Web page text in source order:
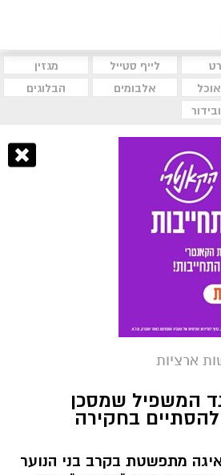
לייף סטייל
מגזין
אלבומים
הבלוגים
ארציות
המשפיל שמסכן
להסתיים בחקירה
מתפשטת בקרב בני הנוער